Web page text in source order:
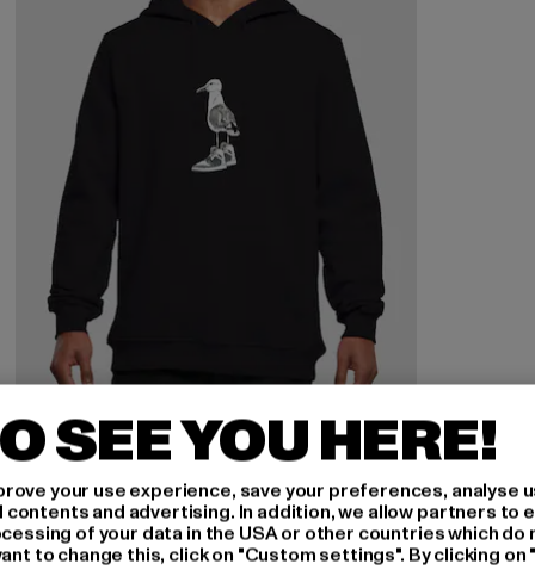
MISTER TEE
Sneakers
35,99 EUR
Derzeitiger Preis: 35,99 EUR
44,99 EURAktionspreis: 44,99 EUR
SEE YOU HERE!
your use experience, save your preferences, analyse
and advertising. In addition, we allow partners to
of your data in the USA or other countries which do
to change this, click on "Custom settings". By clicking